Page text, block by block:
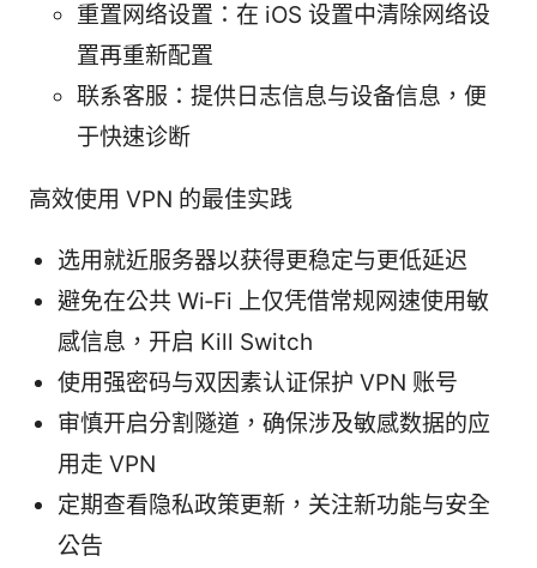
重置网络设置：在 iOS 设置中清除网络设
置再重新配置
联系客服：提供日志信息与设备信息，便
于快速诊断
高效使用 VPN 的最佳实践
选用就近服务器以获得更稳定与更低延迟
避免在公共 Wi‑Fi 上仅凭借常规网速使用敏
感信息，开启 Kill Switch
使用强密码与双因素认证保护 VPN 账号
审慎开启分割隧道，确保涉及敏感数据的应
用走 VPN
定期查看隐私政策更新，关注新功能与安全
公告